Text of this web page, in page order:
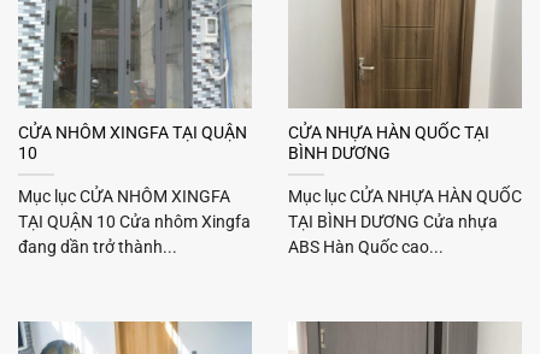
CỬA NHÔM XINGFA TẠI QUẬN
10
Mục lục CỬA NHÔM XINGFA
TẠI QUẬN 10 Cửa nhôm Xingfa
đang dần trở thành...
CỬA NHỰA HÀN QUỐC TẠI
BÌNH DƯƠNG
Mục lục CỬA NHỰA HÀN QUỐC
TẠI BÌNH DƯƠNG Cửa nhựa
ABS Hàn Quốc cao...